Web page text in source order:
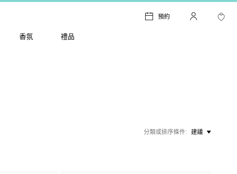
預約
香氛 禮品
分類或排序條件 建議